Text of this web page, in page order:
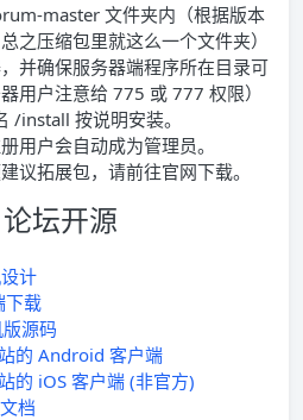
master 文件夹内（根据版本
之压缩包里就这么一个文件夹）
并确保服务器端程序所在目录可
用户注意给 775 或 777 权限）
install 按说明安装。
用户会自动成为管理员。
议拓展包，请前往官网下载。
坛开源
计
下载
源码
的 Android 客户端
的 iOS 客户端 (非官方)
档